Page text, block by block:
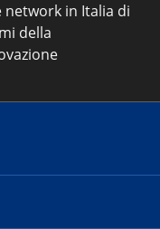
network in Italia di
della